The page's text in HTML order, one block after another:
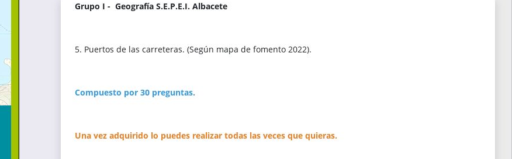
Grupo I - Geografía S.E.P.E.I. Albacete
5. Puertos de las carreteras. (Según mapa de fomento 2022).
Compuesto por 30 preguntas.
Una vez adquirido lo puedes realizar todas las veces que quieras.